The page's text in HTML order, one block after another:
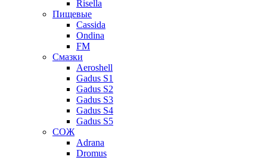
Risella
Пищевые
Cassida
Ondina
FM
Смазки
Aeroshell
Gadus S1
Gadus S2
Gadus S3
Gadus S4
Gadus S5
СОЖ
Adrana
Dromus